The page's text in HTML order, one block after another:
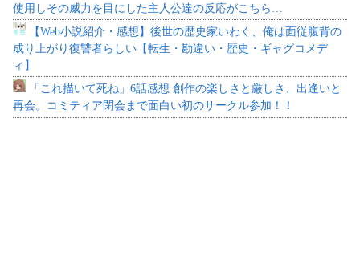
使用しその威力を目にした主人公達の反応がこちら…
【Web小説紹介・感想】後世の歴史家いわく、俺は面従腹背の
成り上がり復讐者らしい【転生・勘違い・歴史・ギャグコメデ
ィ】
「これ描いて死ね」6話感想 創作の楽しさと厳しさ、出逢いと
再会。コミティア閉会まで面白い初のサークル参加！！